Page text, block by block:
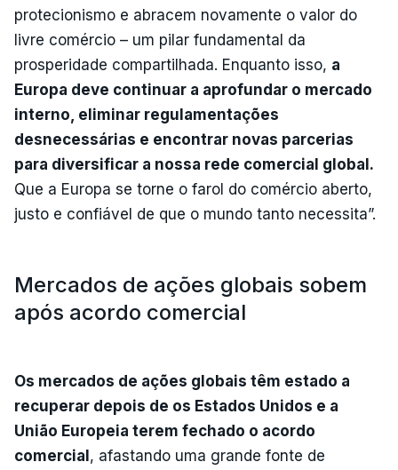
protecionismo e abracem novamente o valor do
livre comércio – um pilar fundamental da
prosperidade compartilhada. Enquanto isso, a
Europa deve continuar a aprofundar o mercado
interno, eliminar regulamentações
desnecessárias e encontrar novas parcerias
para diversificar a nossa rede comercial global.
Que a Europa se torne o farol do comércio aberto,
justo e confiável de que o mundo tanto necessita”.
Mercados de ações globais sobem
após acordo comercial
Os mercados de ações globais têm estado a
recuperar depois de os Estados Unidos e a
União Europeia terem fechado o acordo
comercial, afastando uma grande fonte de